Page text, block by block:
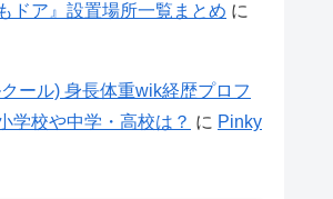
ドア』設置場所一覧まとめ に
ール) 身長体重wik経歴プロフ
学校や中学・高校は？ に Pinky